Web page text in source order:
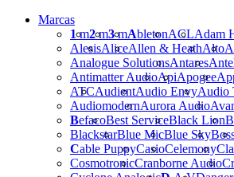
Marcas
1m2m3mAbletonACLAdam
AlesisAliceAllen & HeathAlto
Analogue SolutionsAntares
Antimatter AudioApiApogee
ATCAudientAudio EnvyAudio
AudiomodernAurora Audio
BefacoBest ServiceBlack Lion
BlackstarBlue MicBlue Sky
Cable PuppyCasioCelemony
CosmotronicCranborne Audio